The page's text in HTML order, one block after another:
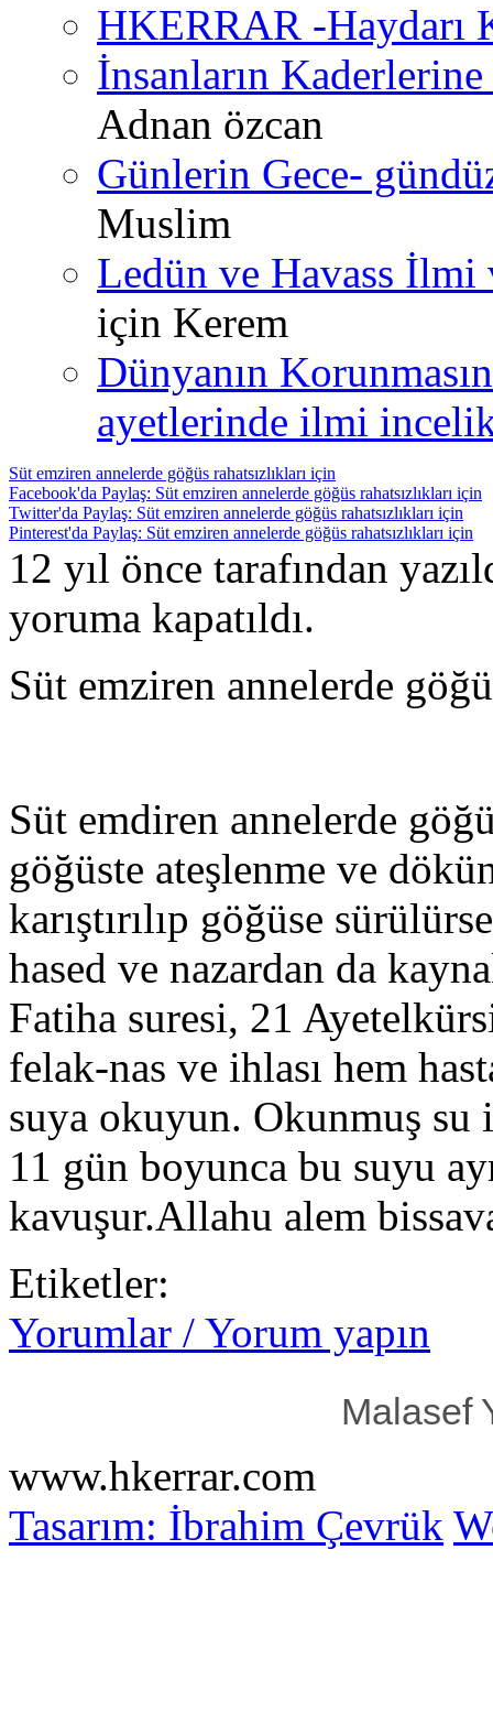
HKERRAR -Haydarı
İnsanların
Adnan özcan
Günlerin Gece-
Muslim
Ledün ve Havass İlmi
için Kerem
Dünyanın
ayetlerinde ilmi
Süt emziren annelerde göğüs rahatsızlıkları için
Facebook'da Paylaş: Süt emziren annelerde göğüs rahatsızlıkları için
Twitter'da Paylaş: Süt emziren annelerde göğüs rahatsızlıkları için
Pinterest'da Paylaş: Süt emziren annelerde göğüs rahatsızlıkları için
12 yıl önce tarafından
yoruma kapatıldı.
Süt emziren annelerde
Süt emdiren annelerde
göğüste ateşlenme ve
karıştırılıp göğüse
hased ve nazardan da
Fatiha suresi, 21
felak-nas ve ihlası hem
suya okuyun. Okunmuş su
11 gün boyunca bu suyu
kavuşur.Allahu alem
Etiketler:
Yorumlar / Yorum yapın
Malasef
www.hkerrar.com
Tasarım: İbrahim Çevrük